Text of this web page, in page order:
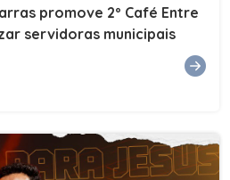
promove 2º Café Entre
servidoras municipais